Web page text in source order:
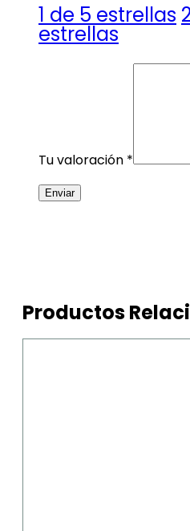
1 de 5 estrellas
estrellas
Tu valoración *
Productos